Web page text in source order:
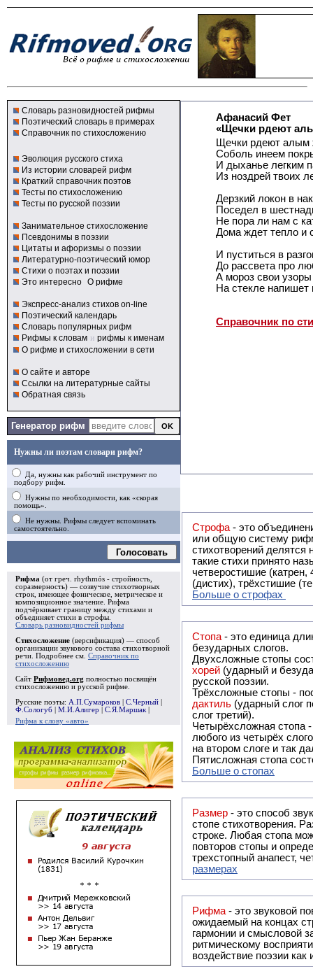
Словарь разновидностей рифмы
Поэтический словарь в примерах
Справочник по стихосложению
Эволюция русского стиха
Из истории словарей рифм
Краткий справочник поэтов
Тесты по стихосложению
Тесты по русской поэзии
Занимательное стихосложение
Псевдонимы в поэзии
Цитаты и афоризмы о поэзии
Литературно-поэтический юмор
Стихи о поэтах и поэзии
Это интересно О рифме
Экспресс-анализ стихов on-line
Поэтический календарь
Словарь популярных рифм
Рифмы к словам и рифмы к именам
О рифме и стихосложении в сети
О сайте и авторе
Ссылки на литературные сайты
Обратная связь
Генератор рифм
Нужны ли поэтам словари рифм?
Да, нужны как рабочий инструмент по
подбору рифм.
Нужны по необходимости, как «скорая
помощь».
Не нужны. Рифмы следует вспоминать
самостоятельно.
Голосовать
Рифма (от греч. rhythmós - стройность,
соразмерность) — созвучие стихотворных
строк, имеющее фоническое, метрическое и
композиционное значение. Рифма
подчёркивает границу между стихами и
объединяет стихи в строфы
Словарь разновидностей рифмы
Стихосложение (версификация) — способ
организации звукового состава стихотворной
речи. Подробнее см. Справочник по
стихосложению
Сайт Рифмовед.org полностью посвящён
стихосложению и русской рифме.
Русские поэты: А.П.Сумароков С.Черный
Ф.Сологуб
М.И.Алигер С.Я.Маршак
Рифма к слову «авто»
Афанасий Фет
«Щечки рдеют
Щечки рдеют алым
Соболь инеем
И дыханье легким
Из ноздрей твоих
Дерзкий локон в
Поседел в
Не пора ли нам с
Дома ждет тепло и
И пуститься в
До рассвета про
А мороз свои узоры
На стекле напишет
Справочник по
Строфа - это объединение двух
или общую систему рифм, и регулярно или периодически
стихотворений делятся на строфы и т.о. являются строфическими.
такие стихи принято называть астрофическими. Самая популярная строфа в русской поэзии -
четверостишие
(дистих), трёхстишие
Больше о строфах
Стопа - это единица
безударных слогов.
Двухсложные стопы
хорей (ударный и
русской поэзии.
Трёхсложные стопы -
дактиль (ударный слог
слог третий).
Четырёхсложная стопа
любого из четырёх
на втором слоге и так
Пятисложная стопа
Больше о стопах
Размер - это способ
стопе стихотворения.
строке. Любая стопа
повторов стопы и
трехстопный анапест,
размерах
Рифма - это звуковой повтор, традиционно используемый в поэзии и, как
ожидаемый на концах
гармонии и смысловой
ритмическому
воздействие поэзии